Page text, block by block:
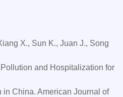
X., Sun K., Juan J., Song
and Hospitalization for
in China. American Journal of